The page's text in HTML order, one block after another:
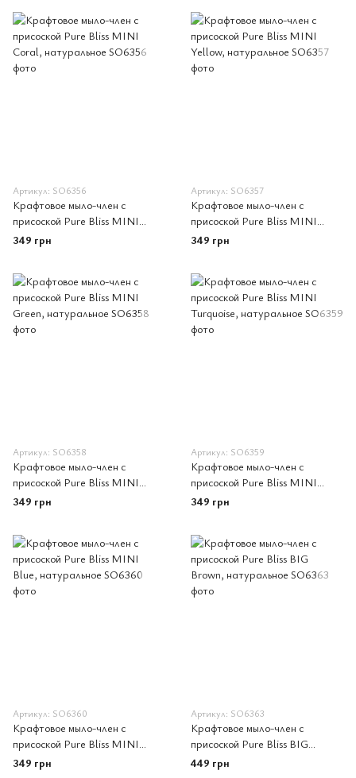
Артикул: SO6356
Крафтовое мыло-член с
присоской Pure Bliss MINI
Coral, натуральное
349 грн
Артикул: SO6357
Крафтовое мыло-член с
присоской Pure Bliss MINI
Yellow, натуральное
349 грн
Артикул: SO6358
Крафтовое мыло-член с
присоской Pure Bliss MINI
Green, натуральное
349 грн
Артикул: SO6359
Крафтовое мыло-член с
присоской Pure Bliss MINI
Turquoise, натуральное
349 грн
Артикул: SO6360
Крафтовое мыло-член с
присоской Pure Bliss MINI
Blue, натуральное
349 грн
Артикул: SO6363
Крафтовое мыло-член с
присоской Pure Bliss BIG
Brown, натуральное
449 грн